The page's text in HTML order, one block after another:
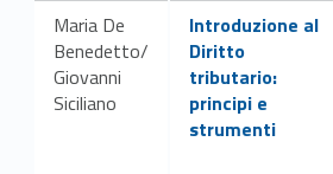
Maria De
Benedetto/
Giovanni
Siciliano
Link identifier #identifier__187954-16
Introduzione al
Diritto
tributario:
principi e
strumenti